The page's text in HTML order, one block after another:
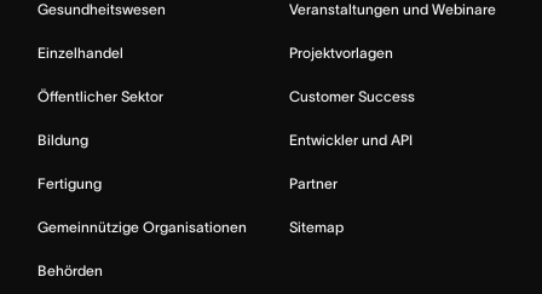
Gesundheitswesen
Einzelhandel
Öffentlicher Sektor
Bildung
Fertigung
Gemeinnützige Organisationen
Behörden
Veranstaltungen und Webinare
Projektvorlagen
Customer Success
Entwickler und API
Partner
Sitemap